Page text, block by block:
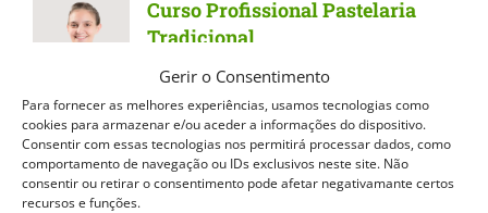
Gerir o Consentimento
Para fornecer as melhores experiências, usamos tecnologias como
cookies para armazenar e/ou aceder a informações do dispositivo.
Consentir com essas tecnologias nos permitirá processar dados, como
comportamento de navegação ou IDs exclusivos neste site. Não
consentir ou retirar o consentimento pode afetar negativamante certos
recursos e funções.
variants.
may
be
Curso Profissional Pastelaria
Tradicional
Curso Profissional Pastelaria
TradicionalDos quentinhos e
estaladiços Pastéis de Nata aos
deliciosos Croissants, o curso de